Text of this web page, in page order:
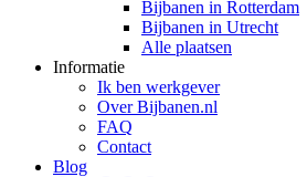
Bijbanen in Rotterdam
Bijbanen in Utrecht
Alle plaatsen
Informatie
Ik ben werkgever
Over Bijbanen.nl
FAQ
Contact
Blog